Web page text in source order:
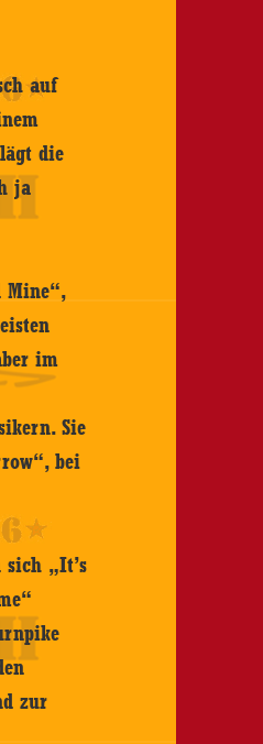
auf
die
ja
Mine“,
im
Sie
bei
sich „It’s
zur